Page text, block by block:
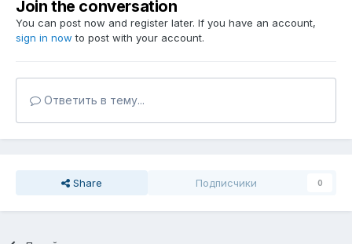
Join the conversation
You can post now and register later. If you have an account,
sign in now to post with your account.
Ответить в тему...
Share Подписчики 0